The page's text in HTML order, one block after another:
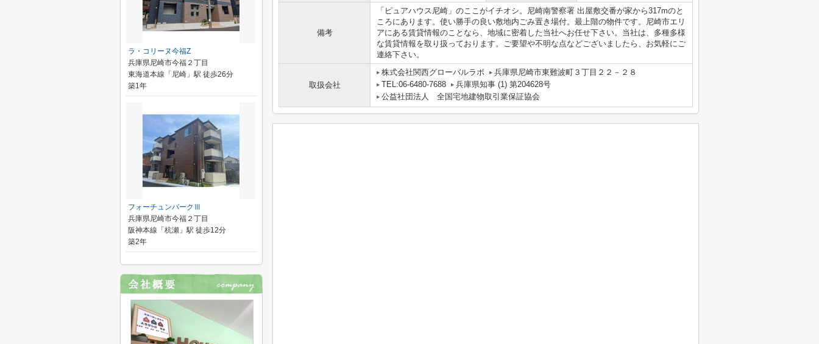
備考
「ピュアハウス尼崎」のここがイチオシ。尼崎南警察署 出屋敷交番が家から317mのと
ころにあります。使い勝手の良い敷地内ごみ置き場付。最上階の物件です。尼崎市エリ
アにある賃貸情報のことなら、地域に密着した当社へお任せ下さい。当社は、多種多様
な賃貸情報を取り扱っております。ご要望や不明な点などございましたら、お気軽にご
連絡下さい。
取扱会社
株式会社関西グローバルラボ
兵庫県尼崎市東難波町３丁目２２－２８
TEL:06-6480-7688
兵庫県知事 (1) 第204628号
公益社団法人 全国宅地建物取引業保証協会
ラ・コリーヌ今福Z
兵庫県尼崎市今福２丁目
東海道本線「尼崎」駅 徒歩26分
築1年
フォーチュンパークⅢ
兵庫県尼崎市今福２丁目
阪神本線「杭瀬」駅 徒歩12分
築2年